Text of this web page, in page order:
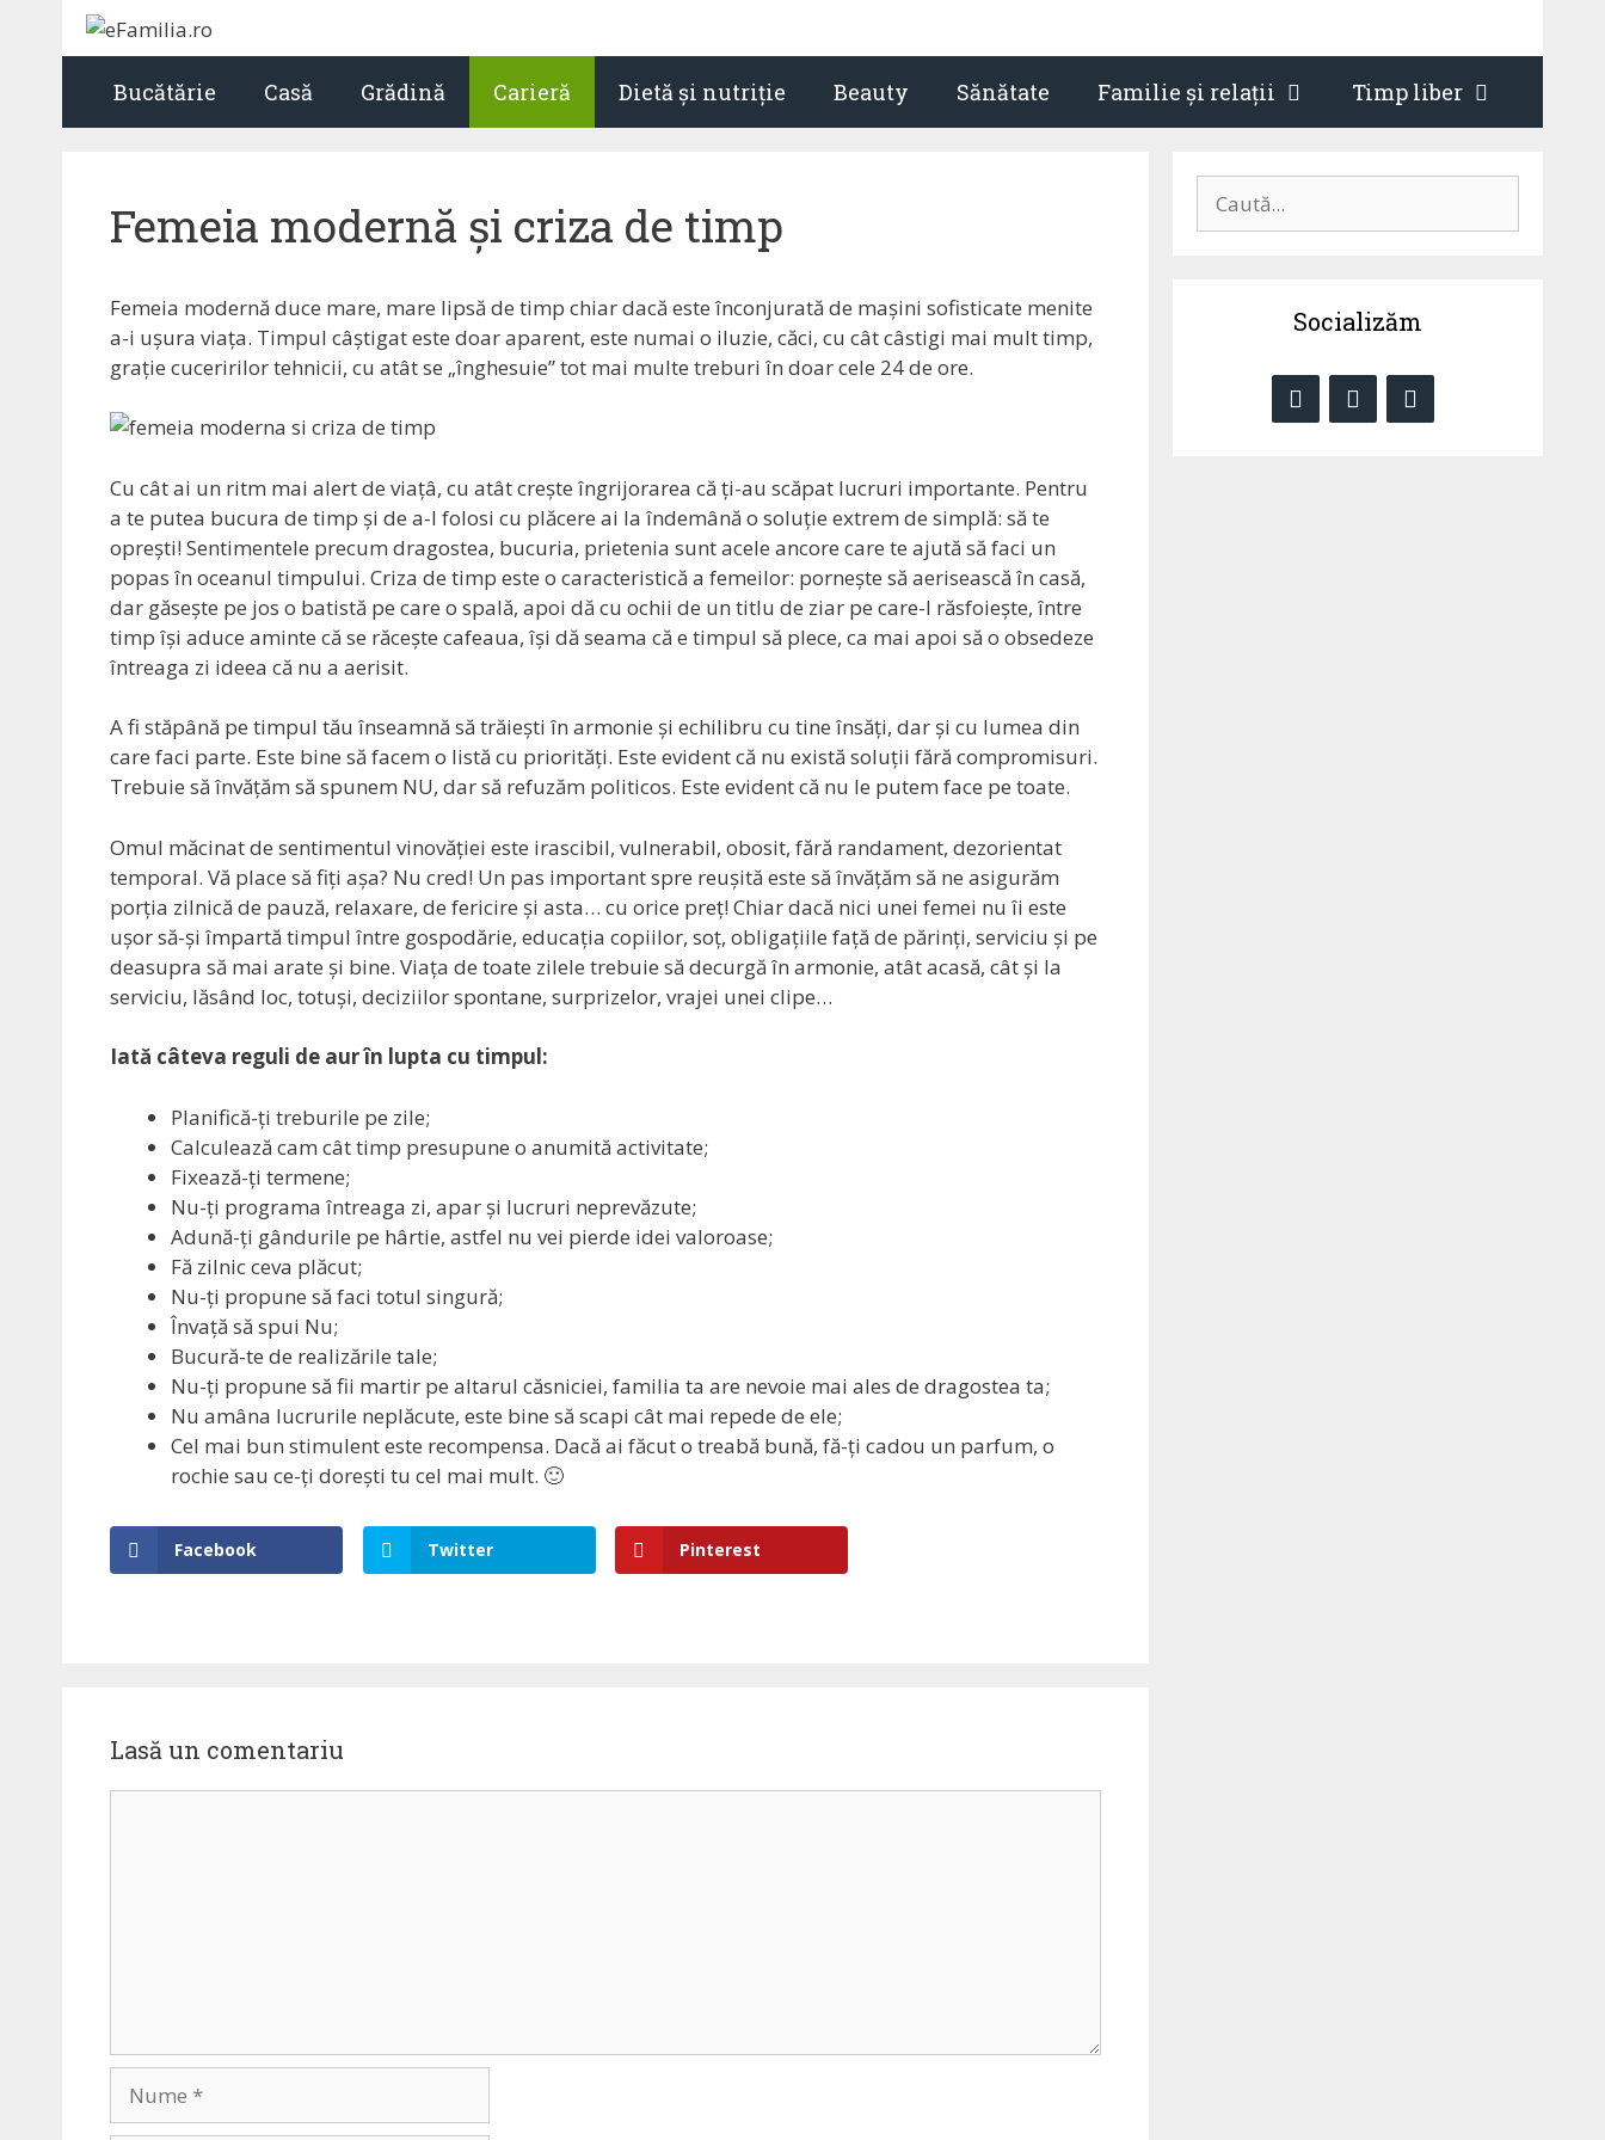
Bucătărie Casă Grădină Carieră Dietă și nutriție Beauty Sănătate Familie și relații Timp liber
Femeia modernă și criza de timp
Femeia modernă duce mare, mare lipsă de timp chiar dacă este înconjurată de mașini sofisticate menite
a-i ușura viața. Timpul câștigat este doar aparent, este numai o iluzie, căci, cu cât câstigi mai mult timp,
grație cuceririlor tehnicii, cu atât se „înghesuie” tot mai multe treburi în doar cele 24 de ore.
Cu cât ai un ritm mai alert de viațâ, cu atât crește îngrijorarea că ți-au scăpat lucruri importante. Pentru
a te putea bucura de timp și de a-l folosi cu plăcere ai la îndemână o soluție extrem de simplă: să te
oprești! Sentimentele precum dragostea, bucuria, prietenia sunt acele ancore care te ajută să faci un
popas în oceanul timpului. Criza de timp este o caracteristică a femeilor: pornește să aerisească în casă,
dar găsește pe jos o batistă pe care o spală, apoi dă cu ochii de un titlu de ziar pe care-l răsfoiește, între
timp își aduce aminte că se răcește cafeaua, își dă seama că e timpul să plece, ca mai apoi să o obsedeze
întreaga zi ideea că nu a aerisit.
A fi stăpână pe timpul tău înseamnă să trăiești în armonie și echilibru cu tine însăți, dar și cu lumea din
care faci parte. Este bine să facem o listă cu priorități. Este evident că nu există soluții fără compromisuri.
Trebuie să învățăm să spunem NU, dar să refuzăm politicos. Este evident că nu le putem face pe toate.
Omul măcinat de sentimentul vinovăției este irascibil, vulnerabil, obosit, fără randament, dezorientat
temporal. Vă place să fiți așa? Nu cred! Un pas important spre reușită este să învățăm să ne asigurăm
porția zilnică de pauză, relaxare, de fericire și asta… cu orice preț! Chiar dacă nici unei femei nu îi este
ușor să-și împartă timpul între gospodărie, educația copiilor, soț, obligațiile față de părinți, serviciu și pe
deasupra să mai arate și bine. Viața de toate zilele trebuie să decurgă în armonie, atât acasă, cât și la
serviciu, lăsând loc, totuși, deciziilor spontane, surprizelor, vrajei unei clipe…
Iată câteva reguli de aur în lupta cu timpul:
Planifică-ți treburile pe zile;
Calculează cam cât timp presupune o anumită activitate;
Fixează-ți termene;
Nu-ți programa întreaga zi, apar și lucruri neprevăzute;
Adună-ți gândurile pe hârtie, astfel nu vei pierde idei valoroase;
Fă zilnic ceva plăcut;
Nu-ți propune să faci totul singură;
Învață să spui Nu;
Bucură-te de realizările tale;
Nu-ți propune să fii martir pe altarul căsniciei, familia ta are nevoie mai ales de dragostea ta;
Nu amâna lucrurile neplăcute, este bine să scapi cât mai repede de ele;
Cel mai bun stimulent este recompensa. Dacă ai făcut o treabă bună, fă-ți cadou un parfum, o
rochie sau ce-ți dorești tu cel mai mult. 🙂
Facebook Twitter Pinterest
Lasă un comentariu
după:
Socializăm